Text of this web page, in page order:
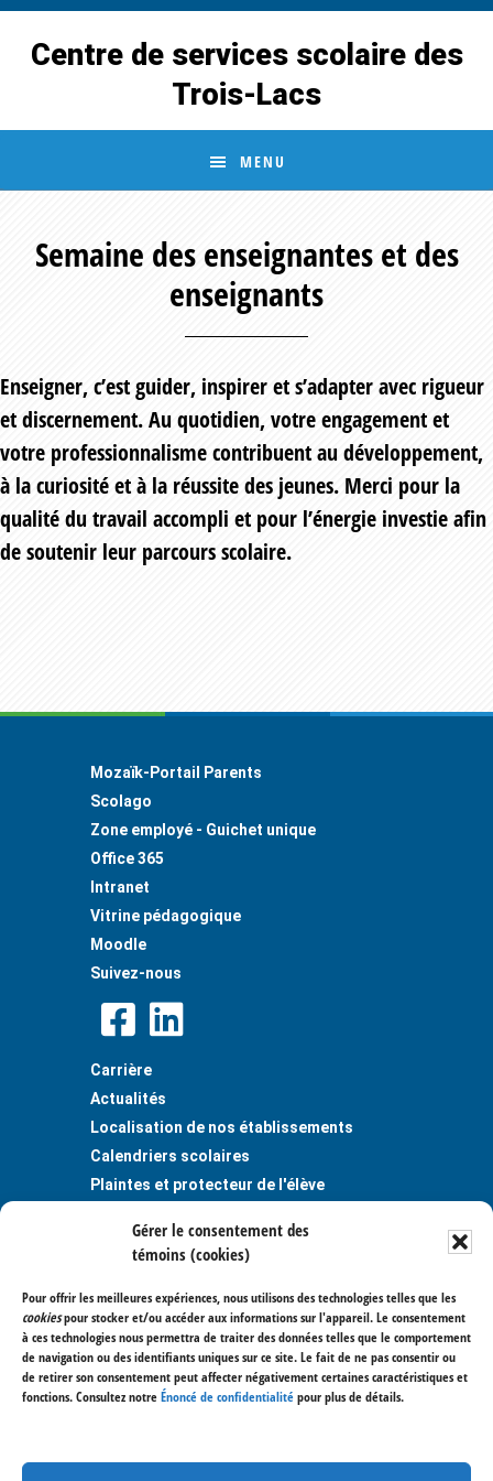
Gérer le consentement des
témoins (cookies)
Pour offrir les meilleures expériences, nous utilisons des technologies telles que les
cookiespour stocker et/ou accéder aux informations sur l'appareil. Le consentement
à ces technologies nous permettra de traiter des données telles que le comportement
de navigation ou des identifiants uniques sur ce site. Le fait de ne pas consentir ou
de retirer son consentement peut affecter négativement certaines caractéristiques et
fonctions. Consultez notreÉnoncé de confidentialitépour plus de détails.
Skip
Skip
Centre de services scolaire des
Trois-Lacs
MENU
Semaine des enseignantes et des
enseignants
Enseigner, c’est guider, inspirer et s’adapter avec rigueur
et discernement. Au quotidien, votre engagement et
votre professionnalisme contribuent au développement,
à la curiosité et à la réussite des jeunes. Merci pour la
qualité du travail accompli et pour l’énergie investie afin
de soutenir leur parcours scolaire.
Footer
Mozaïk-Portail Parents
Scolago
Zone employé - Guichet unique
Office 365
Intranet
Vitrine pédagogique
Moodle
Suivez-nous
Carrière
Actualités
Localisation de nos établissements
Calendriers scolaires
Plaintes et protecteur de l'élève
Règlements et politiques
Centre de services scolaire des
Trois-Lacs
400, avenue Saint-Charles
Vaudreuil-Dorion (Québec) J7V 6B1